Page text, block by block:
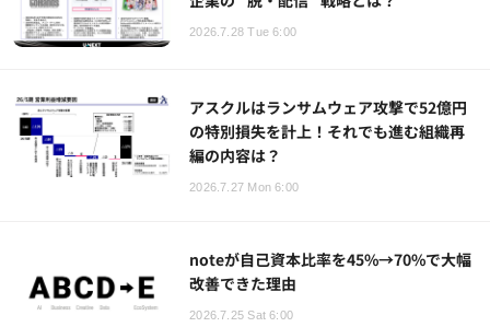
2026.7.28 Tue 6:00
アスクルはランサムウェア攻撃で52億円
の特別損失を計上！それでも進む組織再
編の内容は？
2026.7.27 Mon 6:00
noteが自己資本比率を45%→70%で大幅
改善できた理由
2026.7.25 Sat 6:00